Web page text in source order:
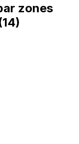
zones
14)